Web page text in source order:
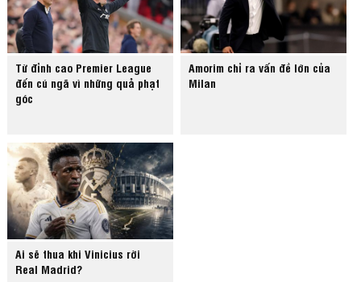
Từ đỉnh cao Premier League
đến cú ngã vì những quả phạt
góc
Amorim chỉ ra vấn đề lớn của
Milan
Ai sẽ thua khi Vinicius rời
Real Madrid?